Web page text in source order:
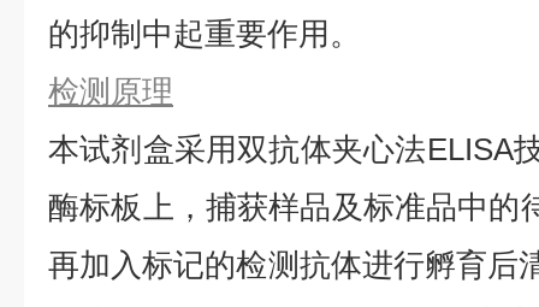
的抑制中起重要作用。
检测原理
本试剂盒采用双抗体夹心法ELISA
酶标板上，捕获样品及标准品中的
再加入标记的检测抗体进行孵育后